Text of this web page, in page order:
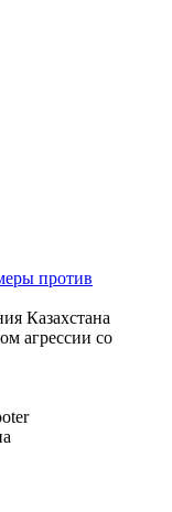
против
Казахстана
агрессии со